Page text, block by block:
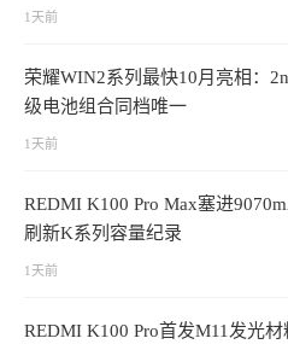
1天前
荣耀WIN2系列最快10月亮相：
级电池组合同档唯一
1天前
REDMI K100 Pro Max塞进
刷新K系列容量纪录
1天前
REDMI K100 Pro首发M11发光